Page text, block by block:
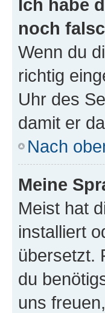
Ich habe
noch
Wenn du
richtig
Uhr des
damit er
Nach
Meine
Meist hat
installiert
übersetzt.
du
uns